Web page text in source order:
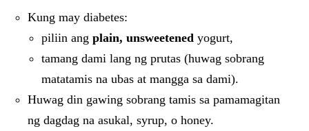
Kung may diabetes:
piliin ang plain, unsweetened yogurt,
tamang dami lang ng prutas (huwag sobrang
matatamis na ubas at mangga sa dami).
Huwag din gawing sobrang tamis sa pamamagitan
ng dagdag na asukal, syrup, o honey.